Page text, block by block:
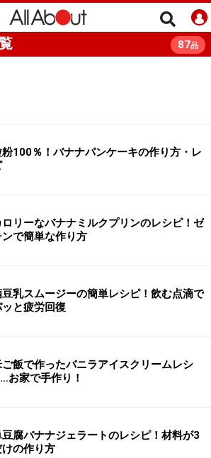
87品
100％！バナナパンケーキの作り方・レ
リーなバナナミルクプリンのレシピ！ゼ
ンで簡単な作り方
乳スムージーの簡単レシピ！飲む点滴で
と疲労回復
飯で作ったバニラアイスクリームレシ
お家で手作り！
腐バナナジェラートのレシピ！材料が3
の作り方